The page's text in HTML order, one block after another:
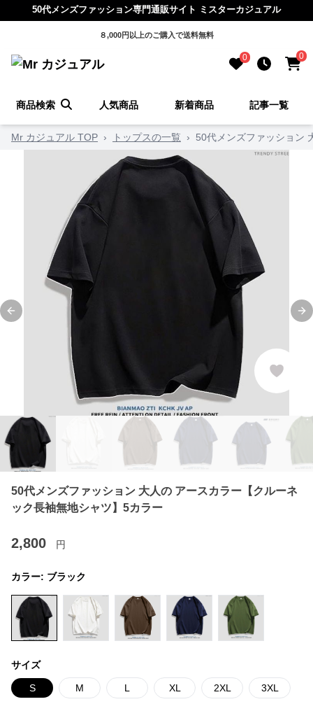
50代メンズファッション専門通販サイト ミスターカジュアル
８,000円以上のご購入で送料無料
0 0
商品検索 人気商品 新着商品 記事一覧
Mr カジュアル TOP › トップスの一覧 › 50代メンズファッション
Previous slide
50代メンズファッション 大人の アースカラー【クルーネ
ック長袖無地シャツ】5カラー
2,800 円
カラー: ブラック
サイズ
S M L XL 2XL 3XL